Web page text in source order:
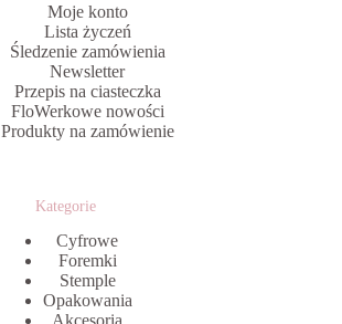
Moje konto
Lista życzeń
Śledzenie zamówienia
Newsletter
Przepis na ciasteczka
FloWerkowe nowości
Produkty na zamówienie
Kategorie
Cyfrowe
Foremki
Stemple
Opakowania
Akcesoria